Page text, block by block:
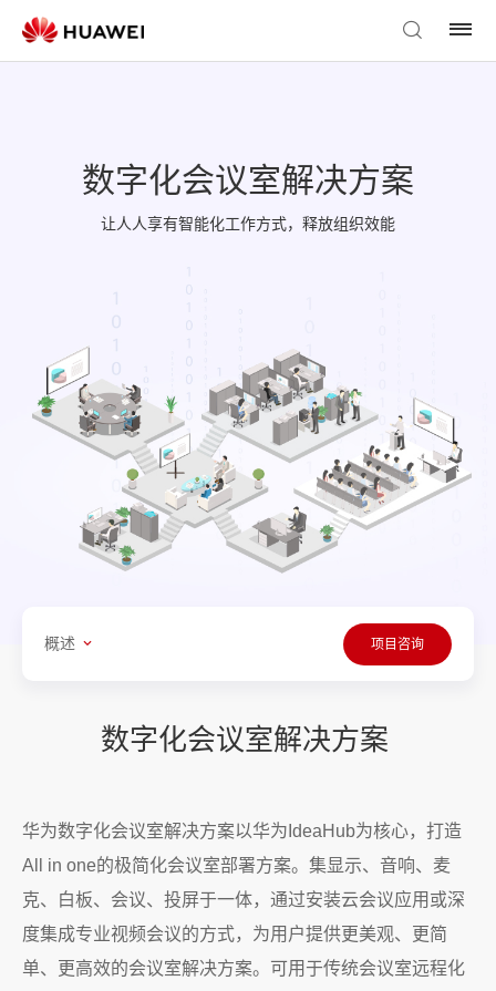
数字化会议室解决方案
让人人享有智能化工作方式，释放组织效能
概述 项目咨询
数字化会议室解决方案
华为数字化会议室解决方案以华为IdeaHub为核心，打造
All in one的极简化会议室部署方案。集显示、音响、麦
克、白板、会议、投屏于一体，通过安装云会议应用或深
度集成专业视频会议的方式，为用户提供更美观、更简
单、更高效的会议室解决方案。可用于传统会议室远程化